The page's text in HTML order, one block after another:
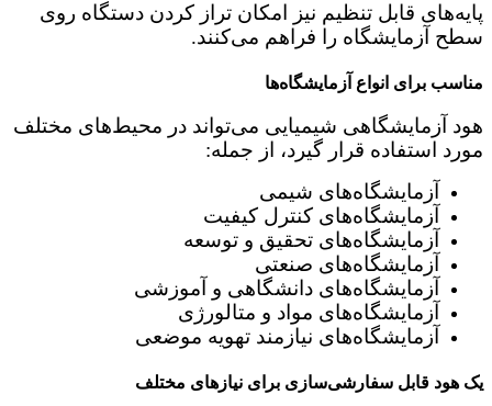
پایه‌های قابل تنظیم نیز امکان تراز کردن دستگاه روی
سطح آزمایشگاه را فراهم می‌کنند.
مناسب برای انواع آزمایشگاه‌ها
هود آزمایشگاهی شیمیایی می‌تواند در محیط‌های مختلف
مورد استفاده قرار گیرد، از جمله:
آزمایشگاه‌های شیمی
آزمایشگاه‌های کنترل کیفیت
آزمایشگاه‌های تحقیق و توسعه
آزمایشگاه‌های صنعتی
آزمایشگاه‌های دانشگاهی و آموزشی
آزمایشگاه‌های مواد و متالورژی
آزمایشگاه‌های نیازمند تهویه موضعی
یک هود قابل سفارشی‌سازی برای نیازهای مختلف